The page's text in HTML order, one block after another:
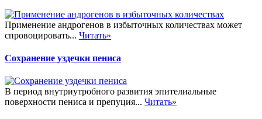
Применение андрогенов в избыточных количествах может
спровоцировать... Читать»
Сохранение уздечки пениса
В период внутриутробного развития эпителиальные
поверхности пениса и препуция... Читать»